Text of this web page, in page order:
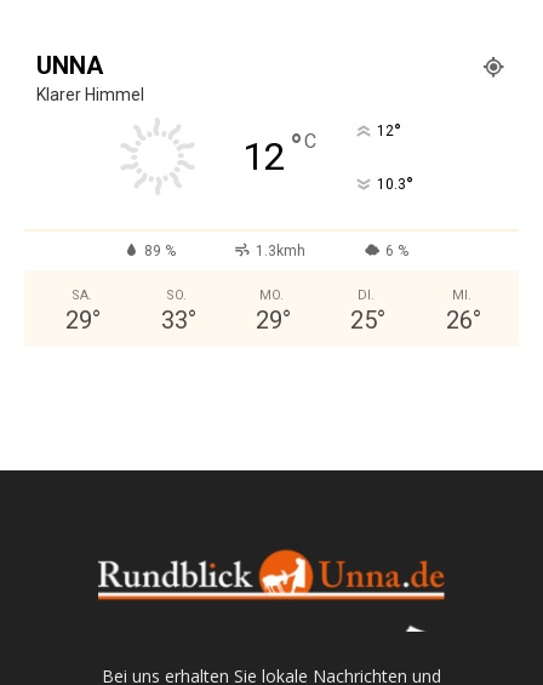
UNNA
Klarer Himmel
12 °C 12°
10.3°
89 % 1.3kmh 6 %
SA.
29°
SO.
33°
MO.
29°
DI.
25°
MI.
26°
Bei uns erhalten Sie lokale Nachrichten und